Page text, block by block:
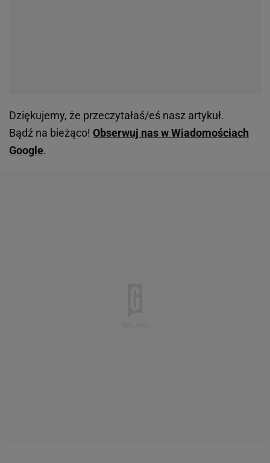
Dziękujemy, że przeczytałaś/eś nasz artykuł.
Bądź na bieżąco! Obserwuj nas w Wiadomościach
Google.